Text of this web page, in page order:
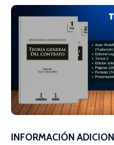
INFORMACIÓN